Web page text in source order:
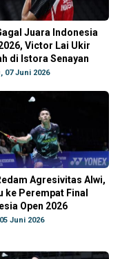
Juara Indonesia
Victor Lai Ukir
di Istora Senayan
07 Juni 2026
Agresivitas Alwi,
ke Perempat Final
Open 2026
Juni 2026